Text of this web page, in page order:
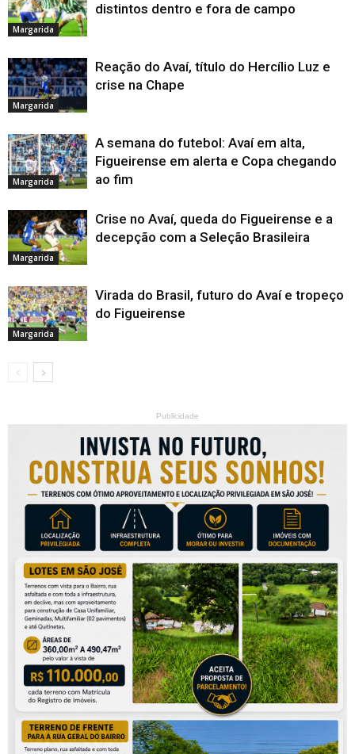
Margarida
distintos dentro e fora de campo
Margarida
Reação do Avaí, título do Hercílio Luz e
crise na Chape
Margarida
A semana do futebol: Avaí em alta,
Figueirense em alerta e Copa chegando
ao fim
Margarida
Crise no Avaí, queda do Figueirense e a
decepção com a Seleção Brasileira
Margarida
Virada do Brasil, futuro do Avaí e tropeço
do Figueirense
Publicidade